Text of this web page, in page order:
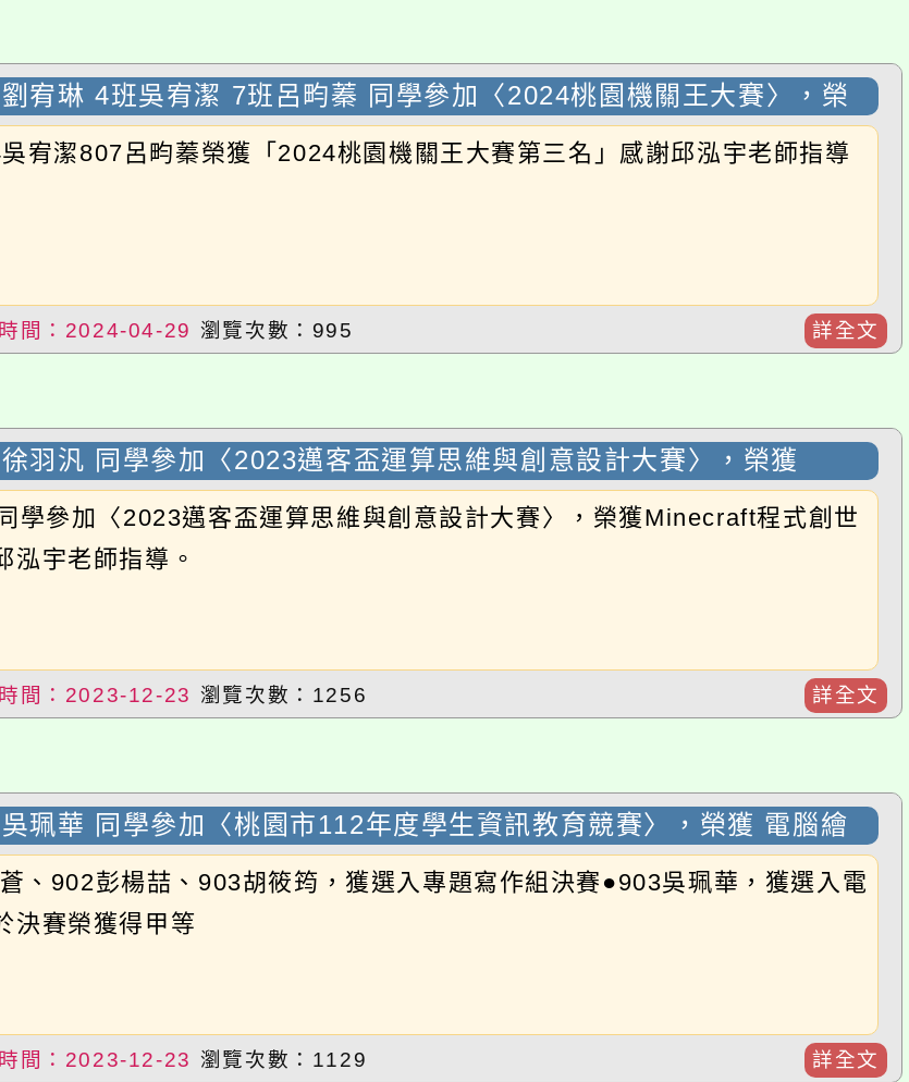
琳 4班吳宥潔 7班呂畇蓁 同學參加〈2024桃園機關王大賽〉，榮
潔807呂畇蓁榮獲「2024桃園機關王大賽第三名」感謝邱泓宇老師指導
汎 同學參加〈2023邁客盃運算思維與創意設計大賽〉，榮獲
參加〈2023邁客盃運算思維與創意設計大賽〉，榮獲Minecraft程式創世
宇老師指導。
華 同學參加〈桃園市112年度學生資訊教育競賽〉，榮獲 電腦繪
賽榮獲得甲等
：2023-12-23 瀏覽次數：1129
題甄選」 優等